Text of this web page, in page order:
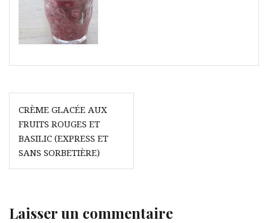
Navigation
de
l’article
CRÈME GLACÉE AUX
FRUITS ROUGES ET
BASILIC (EXPRESS ET
SANS SORBETIÈRE)
Laisser un commentaire